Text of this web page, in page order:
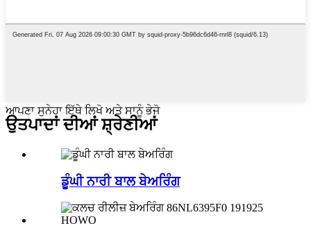
ਆਪਣਾ ਸੁਨੇਹਾ ਇੱਥੇ ਲਿਖੋ ਅਤੇ ਸਾਨੂੰ ਭੇਜੋ
ਉਤਪਾਦਾਂ ਦੀਆਂ ਸ਼੍ਰੇਣੀਆਂ
ਡੂੰਘੀ ਨਾਰੀ ਬਾਲ ਬੇਅਰਿੰਗ